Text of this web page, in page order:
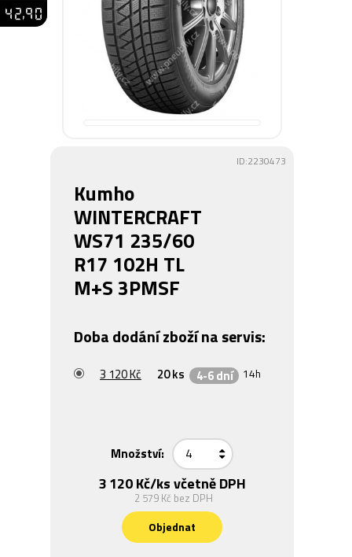
42,90
ID:2230473
Kumho
WINTERCRAFT
WS71 235/60
R17 102H TL
M+S 3PMSF
Doba dodání zboží na servis:
3 120 Kč 20 ks 4-6 dní 14h
Množství:
3 120 Kč/ks včetně DPH
2 579 Kč bez DPH
Objednat